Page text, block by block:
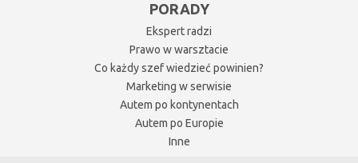
PORADY
Ekspert radzi
Prawo w warsztacie
Co każdy szef wiedzieć powinien?
Marketing w serwisie
Autem po kontynentach
Autem po Europie
Inne